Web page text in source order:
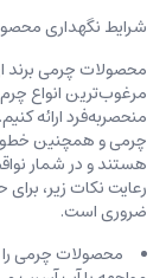
شرایط نگهداری
محصولات چرمی برند ای
مرغوب‌ترین انواع چرم
منحصربه‌فرد ارائه
چرمی و همچنین
هستند و در شمار
رعایت نکات زیر،
ضروری است.
محصولات چرمی را